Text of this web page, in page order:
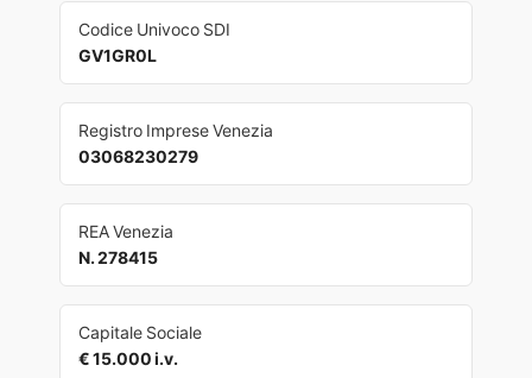
Codice Univoco SDI
GV1GR0L
Registro Imprese Venezia
03068230279
REA Venezia
N. 278415
Capitale Sociale
€ 15.000 i.v.